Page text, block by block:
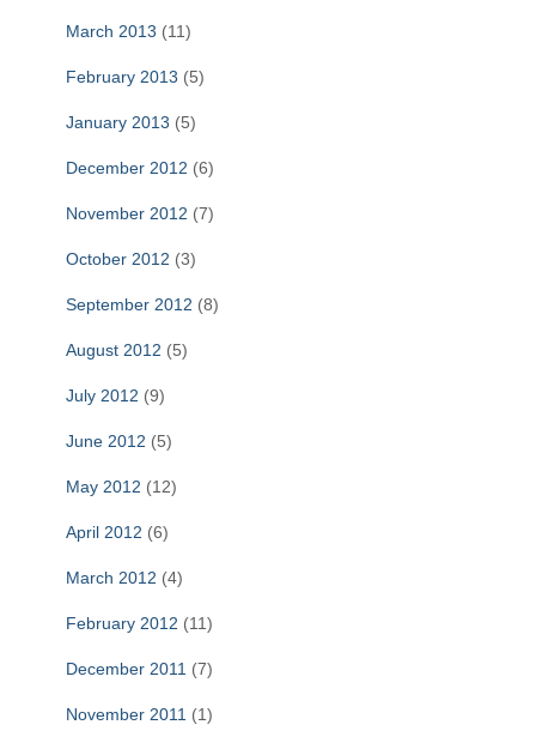
March 2013 (11)
February 2013 (5)
January 2013 (5)
December 2012 (6)
November 2012 (7)
October 2012 (3)
September 2012 (8)
August 2012 (5)
July 2012 (9)
June 2012 (5)
May 2012 (12)
April 2012 (6)
March 2012 (4)
February 2012 (11)
December 2011 (7)
November 2011 (1)